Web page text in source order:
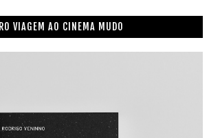
VIAGEM AO CINEMA MUDO